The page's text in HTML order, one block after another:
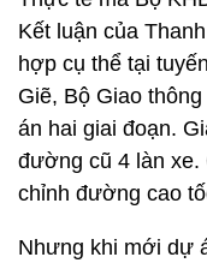
Kết luận của
hợp cụ thể tại
Giẽ, Bộ Giao
án hai giai đoạn.
đường cũ 4 làn xe.
chỉnh đường cao
Nhưng khi mới dự